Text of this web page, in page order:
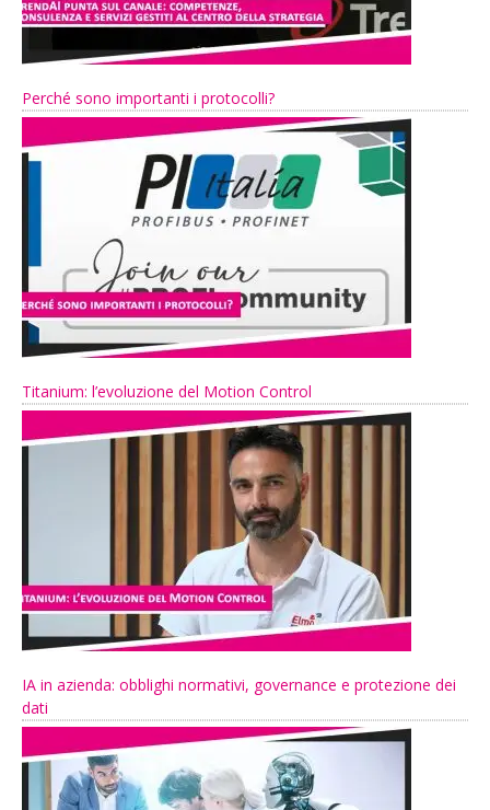
Perché sono importanti i protocolli?
Titanium: l’evoluzione del Motion Control
IA in azienda: obblighi normativi, governance e protezione dei
dati